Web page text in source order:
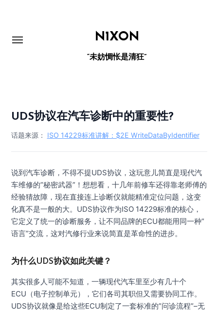
N1XON
“未妨惆怅是清狂”
UDS协议在汽车诊断中的重要性?
话题来源： ISO 14229标准讲解：$2E WriteDataByIdentifier
说到汽车诊断，不得不提UDS协议，这玩意儿简直是现代汽
车维修的”秘密武器”！想想看，十几年前修车还得靠老师傅的
经验猜故障，现在直接连上诊断仪就能精准定位问题，这变
化真不是一般的大。UDS协议作为ISO 14229标准的核心，
它定义了统一的诊断服务，让不同品牌的ECU都能用同一种”
语言”交流，这对汽修行业来说简直是革命性的进步。
为什么UDS协议如此关键？
其实很多人可能不知道，一辆现代汽车里至少有几十个
ECU（电子控制单元），它们各司其职但又需要协同工作。
UDS协议就像是给这些ECU制定了一套标准的”问诊流程”–无